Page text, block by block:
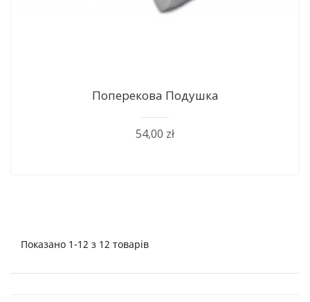
Поперекова Подушка
54,00 zł
Показано 1-12 з 12 товарів